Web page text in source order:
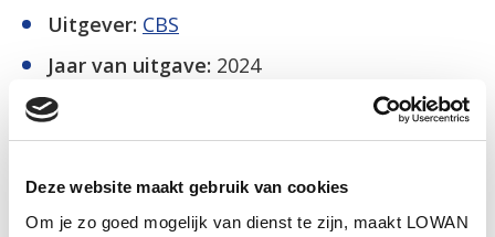
Deze website maakt gebruik van cookies
Om je zo goed mogelijk van dienst te zijn, maakt LOWAN
Uitgever: CBS
Jaar van uitgave: 2024
Meer informatie